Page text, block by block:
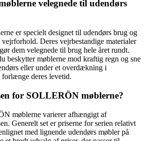
velegnede til udendørs
er specielt designet til udendørs brug og
Deres vejrbestandige materialer
dem velegnede til brug hele året rundt.
beskytter møblerne mod kraftig regn og sne
eller under et overdækning i
deres levetid.
for SOLLERÖN møblerne?
møblerne varierer afhængigt af
Generelt set er priserne for serien relativt
med lignende udendørs møbler på